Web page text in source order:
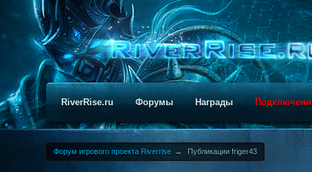
RiverRise.ru Форумы Награды
Форум игрового проекта Riverrise → Публикации friger43